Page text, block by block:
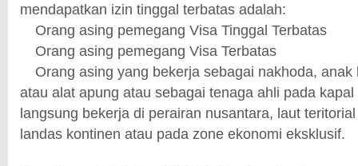
mendapatkan izin tinggal terbatas adalah:
Orang asing pemegang Visa Tinggal Terbatas
Orang asing pemegang Visa Terbatas
Orang asing yang bekerja sebagai nakhoda,
atau alat apung atau sebagai tenaga ahli pada
langsung bekerja di perairan nusantara, laut
landas kontinen atau pada zone ekonomi eksklusif.